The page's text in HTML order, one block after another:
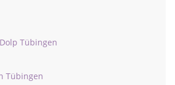
Tübingen
Tübingen